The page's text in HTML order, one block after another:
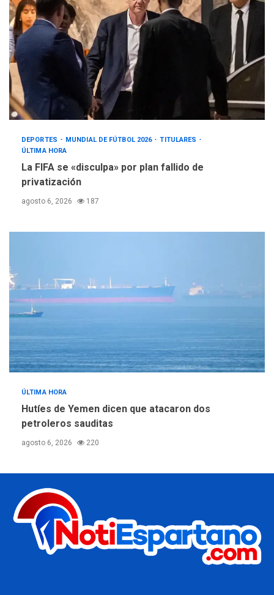
DEPORTES MUNDIAL DE FÚTBOL 2026
TITULARES
ÚLTIMA HORA
La FIFA se «disculpa» por plan fallido de
privatización
agosto 6, 2026 187
ÚLTIMA HORA
Hutíes de Yemen dicen que atacaron dos
petroleros sauditas
agosto 6, 2026 220